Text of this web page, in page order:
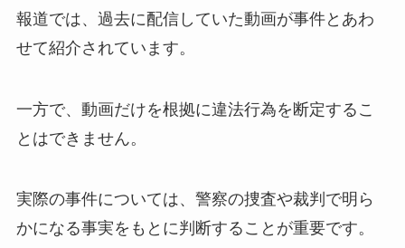
報道では、過去に配信していた動画が事件とあわ
せて紹介されています。
一方で、動画だけを根拠に違法行為を断定するこ
とはできません。
実際の事件については、警察の捜査や裁判で明ら
かになる事実をもとに判断することが重要です。